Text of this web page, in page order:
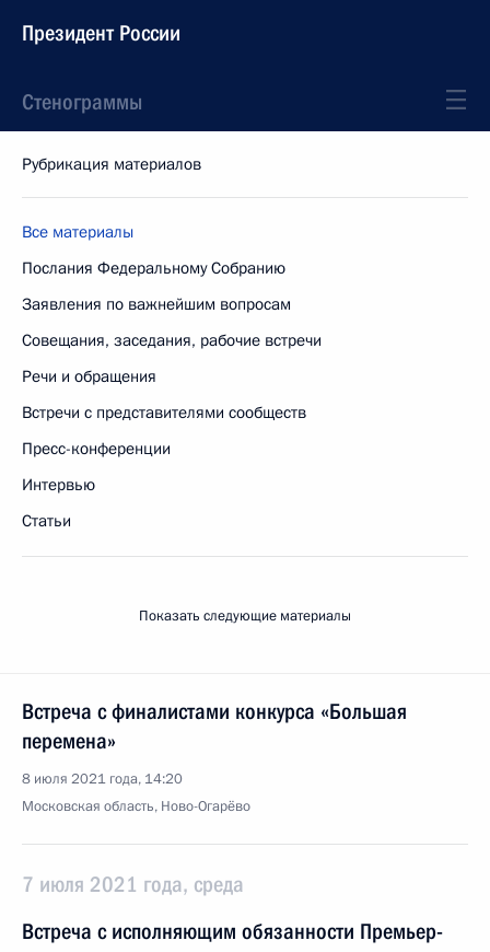
Президент России
Стенограммы
Рубрикация материалов
Все материалы
Послания Федеральному Собранию
Заявления по важнейшим вопросам
Совещания, заседания, рабочие встречи
Речи и обращения
Встречи с представителями сообществ
Пресс-конференции
Интервью
Статьи
Показать следующие материалы
Встреча с финалистами конкурса «Большая
перемена»
8 июля 2021 года, 14:20
Московская область, Ново-Огарёво
7 июля 2021 года, среда
Встреча с исполняющим обязанности Премьер-